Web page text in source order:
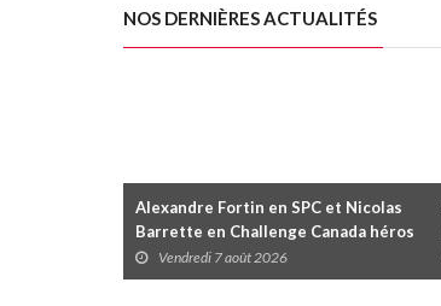
NOS DERNIÈRES ACTUALITÉS
Alexandre Fortin en SPC et Nicolas
Barrette en Challenge Canada héros
des premières courses du week-end
au GP3R
Vendredi 7 août 2026